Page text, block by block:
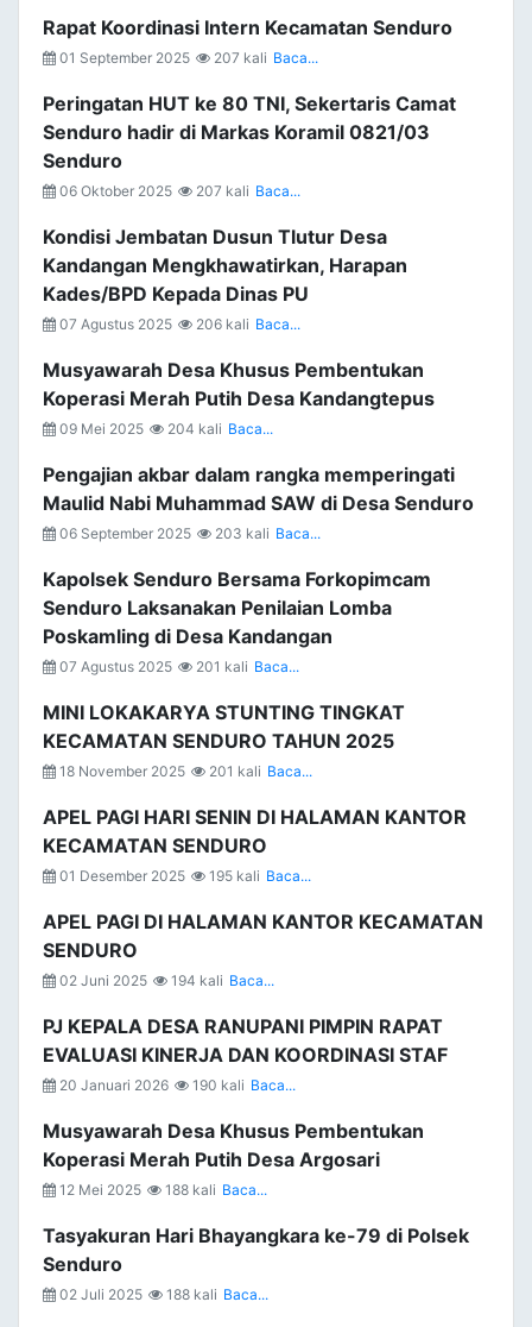
Rapat Koordinasi Intern Kecamatan Senduro
01 September 2025 207 kali Baca...
Peringatan HUT ke 80 TNI, Sekertaris Camat
Senduro hadir di Markas Koramil 0821/03
Senduro
06 Oktober 2025 207 kali Baca...
Kondisi Jembatan Dusun Tlutur Desa
Kandangan Mengkhawatirkan, Harapan
Kades/BPD Kepada Dinas PU
07 Agustus 2025 206 kali Baca...
Musyawarah Desa Khusus Pembentukan
Koperasi Merah Putih Desa Kandangtepus
09 Mei 2025 204 kali Baca...
Pengajian akbar dalam rangka memperingati
Maulid Nabi Muhammad SAW di Desa Senduro
06 September 2025 203 kali Baca...
Kapolsek Senduro Bersama Forkopimcam
Senduro Laksanakan Penilaian Lomba
Poskamling di Desa Kandangan
07 Agustus 2025 201 kali Baca...
MINI LOKAKARYA STUNTING TINGKAT
KECAMATAN SENDURO TAHUN 2025
18 November 2025 201 kali Baca...
APEL PAGI HARI SENIN DI HALAMAN KANTOR
KECAMATAN SENDURO
01 Desember 2025 195 kali Baca...
APEL PAGI DI HALAMAN KANTOR KECAMATAN
SENDURO
02 Juni 2025 194 kali Baca...
PJ KEPALA DESA RANUPANI PIMPIN RAPAT
EVALUASI KINERJA DAN KOORDINASI STAF
20 Januari 2026 190 kali Baca...
Musyawarah Desa Khusus Pembentukan
Koperasi Merah Putih Desa Argosari
12 Mei 2025 188 kali Baca...
Tasyakuran Hari Bhayangkara ke-79 di Polsek
Senduro
02 Juli 2025 188 kali Baca...